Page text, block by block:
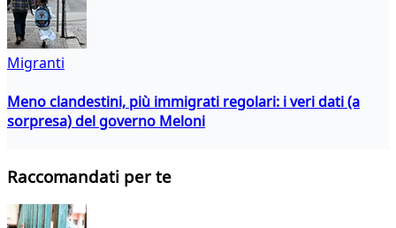
Migranti
Meno clandestini, più immigrati regolari: i veri dati (a
sorpresa) del governo Meloni
Raccomandati per te